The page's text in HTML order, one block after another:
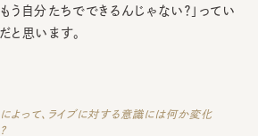
う自分たちでできるんじゃない？」ってい
と思います。
よって、ライブに対する意識には何か変化